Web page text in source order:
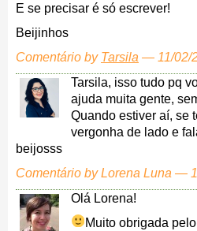
E se precisar é só escrever!
Beijinhos
Comentário by Tarsila — 11/02/
Tarsila, isso tudo pq
ajuda muita gente,
Quando estiver aí, se
vergonha de lado e
beijosss
Comentário by Lorena Luna —
Olá Lorena!
Muito obrigada